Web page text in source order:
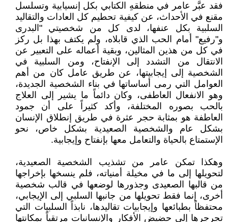
فقد عبَّر عامر في منطقهِ الكتابي بكل إنسيابية وتسلسل
مقنع في الأحداث، عن كيفية تحطيم كل العادات والتقاليد
السلبية بكل عنفها، لدى كل من شخصيتي "البدرى
و"رفيع" أمام الحب الذي قابلاه، ولم يكتف بهذا بل ركز
في كل من هذين المثالين، وبقية أعماله على التعبير عن
الانتقال من التشدد إلى الإنفتاح، ومن السلبية في
الشخصية إلى إيجابيتها، عن طريق عامل كان من أهم
العوامل التي رمى أساساتها في بناء الشخصية الجديدة،
وهو الانفعال العاطفى، وكان دائماً ما يشير إلى العلاج
بالحب بصوره المختلفة، وأكد كثيراً على أن جمود
العاطفة هو بمثابة حجر عثرة في طريق إنطلاق الإنسان
بشكل عام والشخصية الصعيدية بشكل خاص، نحو
الإستمتاع بالحياة والتعامل معها بإنفتاح وإيجابية.
وهكذا تمكن عامر من تشذيب الشخصية الصعيدية،
لتحويلها إلى ما في مخيلة أمنياته، فلم ينسخها بإخراجها
من قالبها الصعيدى وجذورها لوضعها في قالب شخصية
أخرى، إنما فقط تحويلها من جانبها السلبي إلى الإيجابي،
محتفظاً بطبائعها وإيجابيات تقاليدها، نابذاً السلبيات التي
تجرجرها إلى حضيض الأفكار والإنسانيات مرتقياً بمكانتها